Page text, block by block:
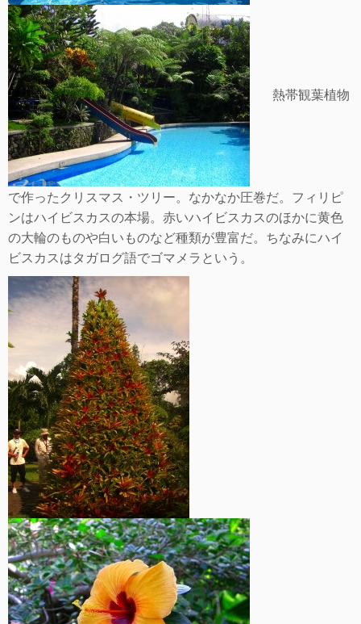
熱帯観葉植物
で作ったクリスマス・ツリー。なかなか圧巻だ。フィリピ
ンはハイビスカスの本場。赤いハイビスカスのほかに黄色
の大輪のものや白いものなど種類が豊富だ。ちなみにハイ
ビスカスはタガログ語でゴマメラという。